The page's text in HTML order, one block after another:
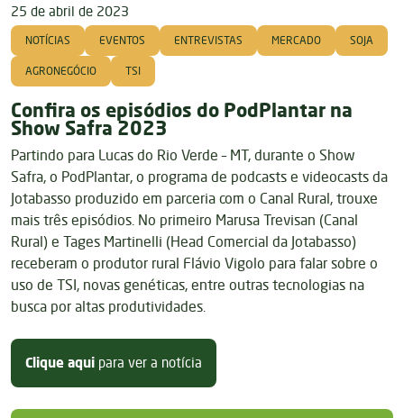
25 de abril de 2023
NOTÍCIAS EVENTOS ENTREVISTAS MERCADO SOJA
AGRONEGÓCIO TSI
Confira os episódios do PodPlantar na
Show Safra 2023
Partindo para Lucas do Rio Verde – MT, durante o Show
Safra, o PodPlantar, o programa de podcasts e videocasts da
Jotabasso produzido em parceria com o Canal Rural, trouxe
mais três episódios. No primeiro Marusa Trevisan (Canal
Rural) e Tages Martinelli (Head Comercial da Jotabasso)
receberam o produtor rural Flávio Vigolo para falar sobre o
uso de TSI, novas genéticas, entre outras tecnologias na
busca por altas produtividades.
Clique aqui para ver a notícia